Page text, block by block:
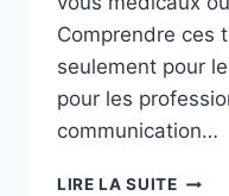
Comprendre ces
seulement pour
pour les
communication…
LIRE LA SUITEFAQ